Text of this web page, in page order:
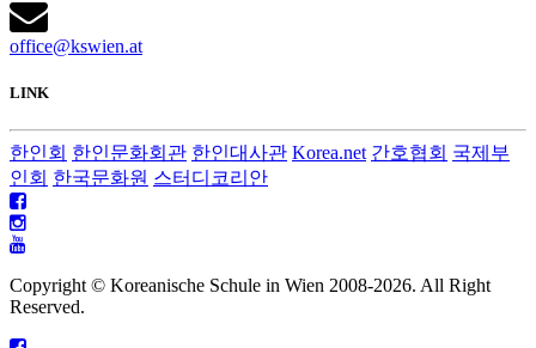
office@kswien.at
LINK
한인회 한인문화회관 한인대사관 Korea.net 간호협회 국제부
인회 한국문화원 스터디코리안
Copyright © Koreanische Schule in Wien 2008-2026. All Right
Reserved.